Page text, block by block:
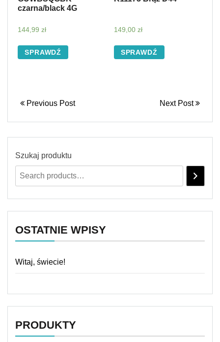
czarna/black 4G
144,99 zł
SPRAWDŹ
149,00 zł
SPRAWDŹ
Previous Post Next Post
Szukaj produktu
OSTATNIE WPISY
Witaj, świecie!
PRODUKTY